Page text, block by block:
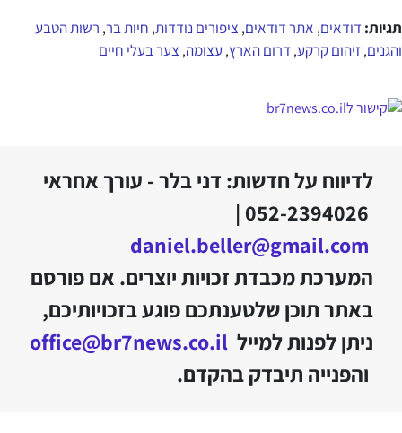
תגיות: דודאים, אתר דודאים, ציפורים נודדות, חיות בר, רשות הטבע
והגנים,זיהום קרקע, דרום הארץ, עצומה, צער בעלי חיים
לדיווח על חדשות: דני בלר - עורך אחראי
052-2394026 |
daniel.beller@gmail.com
המערכת מכבדת זכויות יוצרים. אם פורסם
באתר תוכן שלטענתכם פוגע בזכויותיכם,
ניתן לפנות למייל office@br7news.co.il
והפנייה תיבדק בהקדם.